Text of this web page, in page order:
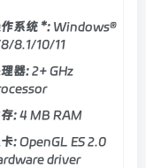
系统 *: Windows®
8.1/10/11
器:2+ GHz
:4 MB RAM
:OpenGL ES 2.0
driver